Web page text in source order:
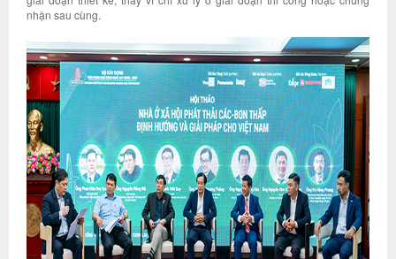
nhận sau cùng.